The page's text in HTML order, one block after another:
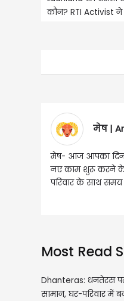
कौन? RTI Activist ने
मेष | Aries
मेष- आज आपका दिन उत्साह से भरा
नए काम शुरू करने के लिए अच्छा
परिवार के साथ समय बिताना सुखद
Most Read